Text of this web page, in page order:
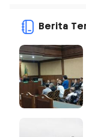
Berita